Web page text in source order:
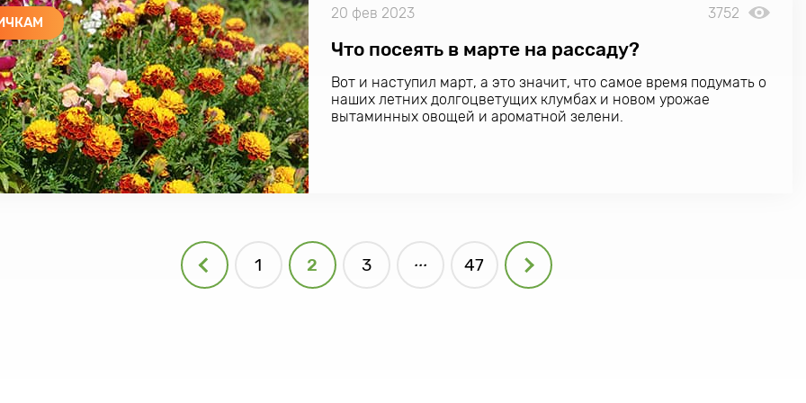
20 фев 2023 3752
Что посеять в марте на рассаду?
Вот и наступил март, а это значит, что самое время подумать о
наших летних долгоцветущих клумбах и новом урожае
вытаминных овощей и ароматной зелени.
1 2 3 ... 47